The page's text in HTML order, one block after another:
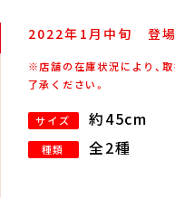
2022年 1月 中旬 登場
※店舗の在庫状況により、
了承ください。
サイズ 約45cm
種類 全2種